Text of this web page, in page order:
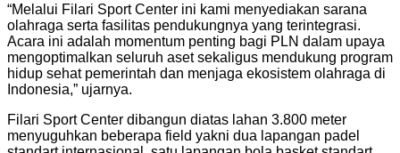
“Melalui Filari Sport Center ini kami menyediakan sarana
olahraga serta fasilitas pendukungnya yang terintegrasi.
Acara ini adalah momentum penting bagi PLN dalam upaya
mengoptimalkan seluruh aset sekaligus mendukung program
hidup sehat pemerintah dan menjaga ekosistem olahraga di
Indonesia,” ujarnya.
Filari Sport Center dibangun diatas lahan 3.800 meter
menyuguhkan beberapa field yakni dua lapangan padel